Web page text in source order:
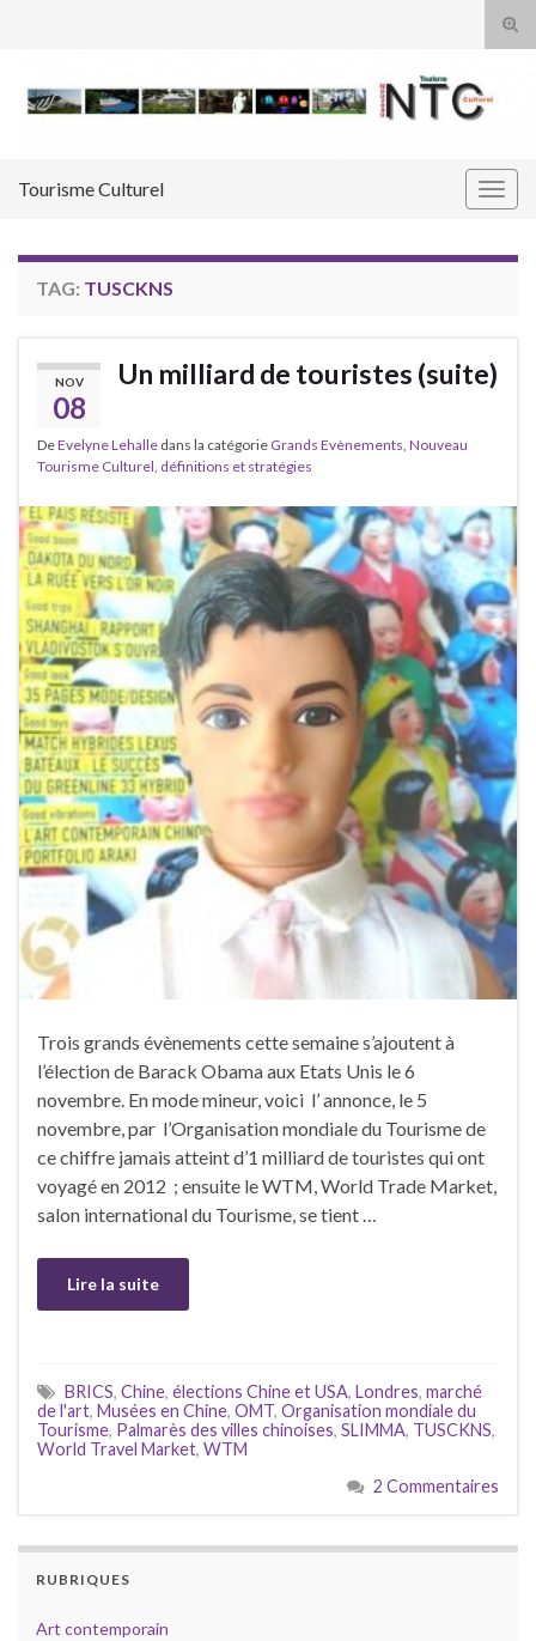
Tourisme Culturel
TAG: TUSCKNS
NOV
08
Un milliard de touristes (suite)
DeEvelyne Lehalle dans la catégorie Grands Evènements, Nouveau
Tourisme Culturel, définitions et stratégies
Trois grands évènements cette semaine s’ajoutent à
l’élection de Barack Obama aux Etats Unis le 6
novembre. En mode mineur, voici l’ annonce, le 5
novembre, par l’Organisation mondiale du Tourisme de
ce chiffre jamais atteint d’1 milliard de touristes qui ont
voyagé en 2012 ; ensuite le WTM, World Trade Market,
salon international du Tourisme, se tient …
Lire la suite
BRICS, Chine, élections Chine et USA, Londres, marché
de l'art, Musées en Chine, OMT, Organisation mondiale du
Tourisme, Palmarès des villes chinoises, SLIMMA, TUSCKNS,
World Travel Market, WTM
2 Commentaires
RUBRIQUES
Art contemporain